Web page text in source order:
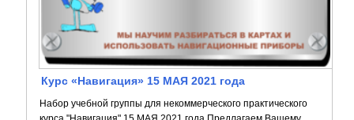
Курс «Навигация» 15 МАЯ 2021 года
Набор учебной группы для некоммерческого практического